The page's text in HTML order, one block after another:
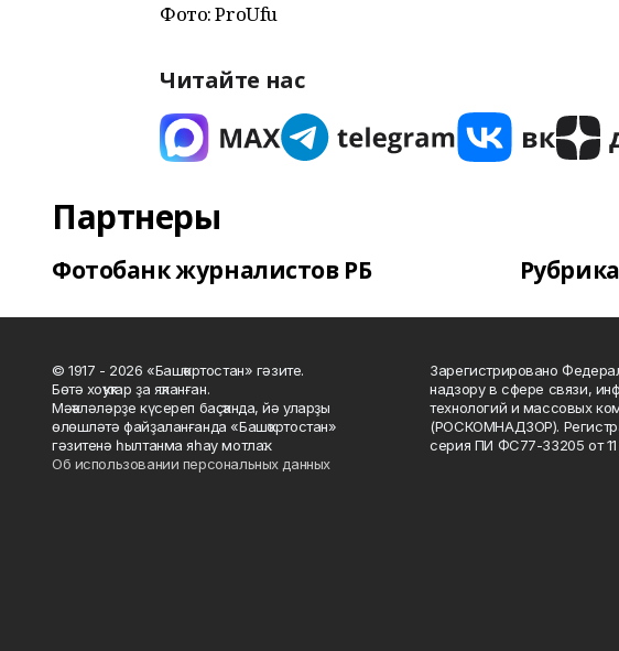
Фото: ProUfu
Читайте нас
Партнеры
Фотобанк журналистов РБ
© 1917 - 2026 «Башҡортостан» гәзите.
Бөтә хоҡуҡтар ҙа яҡланған.
Мәҡәләләрҙе күсереп баҫҡанда, йә уларҙы
өлөшләтә файҙаланғанда «Башҡортостан»
гәзитенә һылтанма яһау мотлаҡ.
Об использовании персональных данных
Зарегистрировано
надзору в сфере связи,
технологий и массовых
(РОСКОМНАДЗОР).
серия ПИ ФС77-33205 от 11